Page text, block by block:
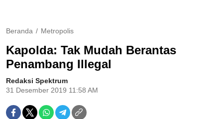
Beranda Metropolis
Kapolda: Tak Mudah Berantas
Penambang Illegal
Redaksi Spektrum
31 Desember 2019 11:58 AM